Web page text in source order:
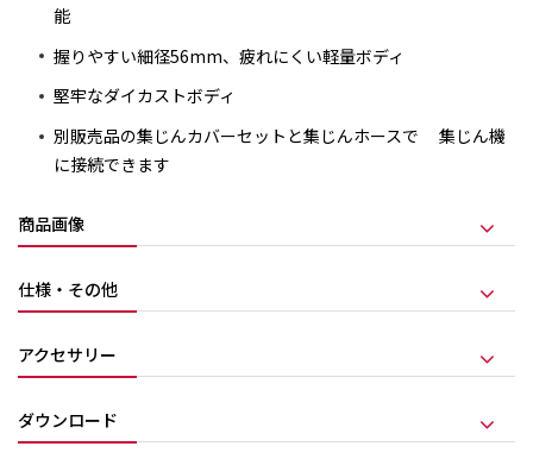
能
握りやすい細径56mm、疲れにくい軽量ボディ
堅牢なダイカストボディ
別販売品の集じんカバーセットと集じんホースで 集じん機
に接続できます
商品画像
仕様・その他
アクセサリー
ダウンロード